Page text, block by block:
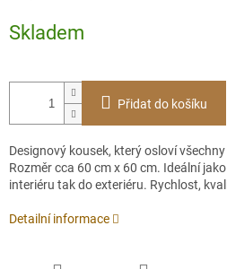
cena:
Skladem
Přidat do košíku
Designový kousek, který osloví
Rozměr cca 60 cm x 60 cm. Ideální
interiéru tak do exteriéru. Rychlost,
Detailní informace